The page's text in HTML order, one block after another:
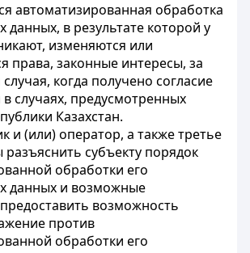
автоматизированная обработка
данных, в результате которой у
изменяются или
права, законные интересы, за
когда получено согласие
в случаях, предусмотренных
Казахстан.
и (или) оператор, а также третье
субъекту порядок
обработки его
данных и возможные
возможность
против
обработки его